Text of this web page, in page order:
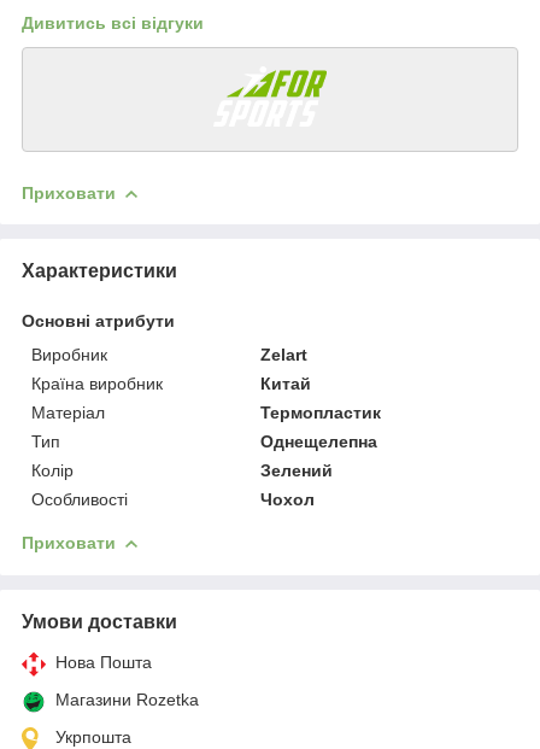
Дивитись всі відгуки
Приховати
Характеристики
Основні атрибути
Виробник
Zelart
Країна виробник
Китай
Матеріал
Термопластик
Тип
Однещелепна
Колір
Зелений
Особливості
Чохол
Приховати
Умови доставки
Нова Пошта
Магазини Rozetka
Укрпошта